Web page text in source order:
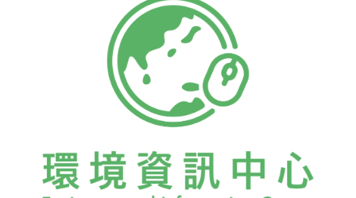
物產（Samsung C&T Corp）以及斗山重工（Doosan
Heavy Industries）共組）外，美國奇異公司（GE）與日
本東芝公司（Toshiba Corp）旗下西屋電器
（Westinghouse Electric）的共組集團，以及由法國電力
公司（EDF）與天然氣蘇伊士集團（GDF Suez）為首、
包括艾爾瓦（Areva）和石油集團道達爾（Total）在內的
法國集團也都參與競標。青瓦台在聲明中指出，李明博兩